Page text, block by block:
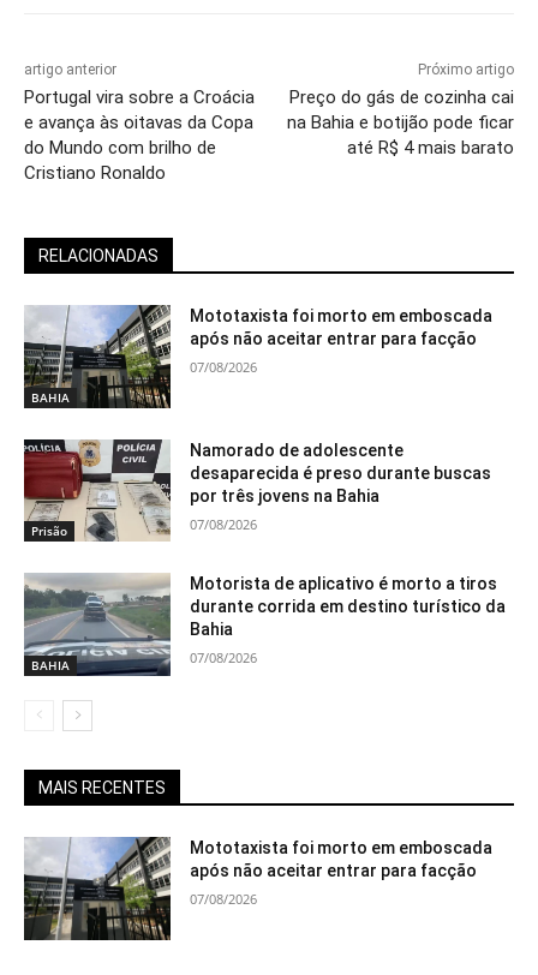
artigo anterior
Portugal vira sobre a Croácia
e avança às oitavas da Copa
do Mundo com brilho de
Cristiano Ronaldo
Próximo artigo
Preço do gás de cozinha cai
na Bahia e botijão pode ficar
até R$ 4 mais barato
RELACIONADAS
BAHIA
Mototaxista foi morto em emboscada
após não aceitar entrar para facção
07/08/2026
Prisão
Namorado de adolescente
desaparecida é preso durante buscas
por três jovens na Bahia
07/08/2026
BAHIA
Motorista de aplicativo é morto a tiros
durante corrida em destino turístico da
Bahia
07/08/2026
MAIS RECENTES
Mototaxista foi morto em emboscada
após não aceitar entrar para facção
07/08/2026